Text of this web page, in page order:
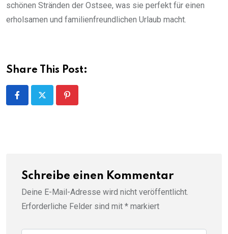
schönen Stränden der Ostsee, was sie perfekt für einen
erholsamen und familienfreundlichen Urlaub macht.
Share This Post:
Pinterest
Schreibe einen Kommentar
Deine E-Mail-Adresse wird nicht veröffentlicht.
Erforderliche Felder sind mit * markiert